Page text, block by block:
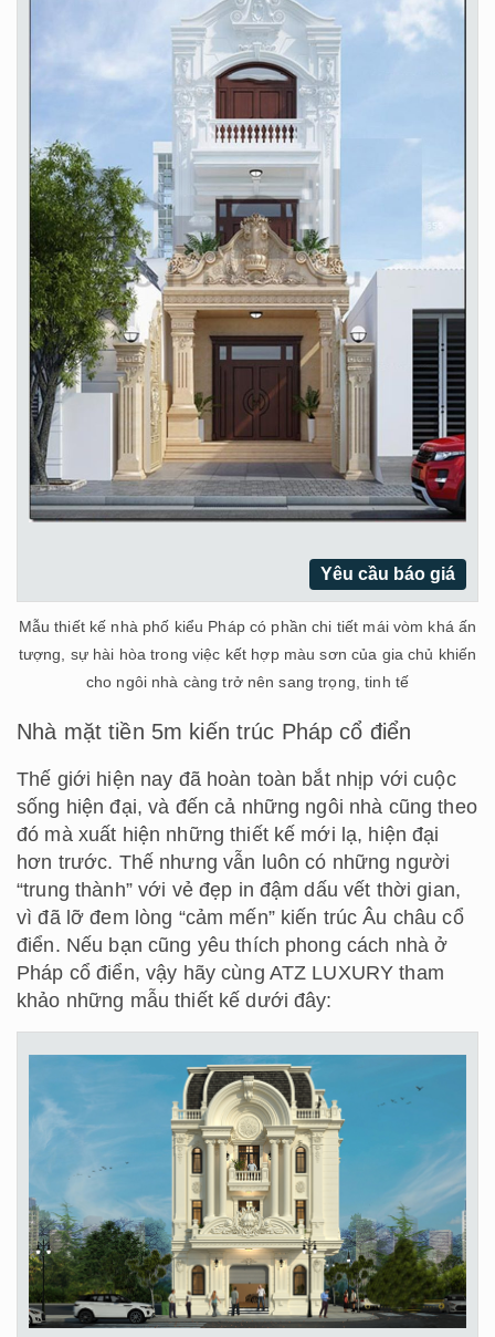
Yêu cầu báo giá
Mẫu thiết kế nhà phố kiểu Pháp có phần chi tiết mái vòm khá ấn
tượng, sự hài hòa trong việc kết hợp màu sơn của gia chủ khiến
cho ngôi nhà càng trở nên sang trọng, tinh tế
Nhà mặt tiền 5m kiến trúc Pháp cổ điển
Thế giới hiện nay đã hoàn toàn bắt nhịp với cuộc
sống hiện đại, và đến cả những ngôi nhà cũng theo
đó mà xuất hiện những thiết kế mới lạ, hiện đại
hơn trước. Thế nhưng vẫn luôn có những người
“trung thành” với vẻ đẹp in đậm dấu vết thời gian,
vì đã lỡ đem lòng “cảm mến” kiến trúc Âu châu cổ
điển. Nếu bạn cũng yêu thích phong cách nhà ở
Pháp cổ điển, vậy hãy cùng ATZ LUXURY tham
khảo những mẫu thiết kế dưới đây: